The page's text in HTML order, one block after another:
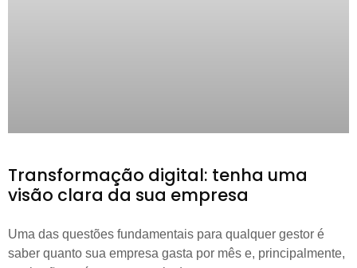
Transformação digital: tenha uma
visão clara da sua empresa
Uma das questões fundamentais para qualquer gestor é
saber quanto sua empresa gasta por mês e, principalmente,